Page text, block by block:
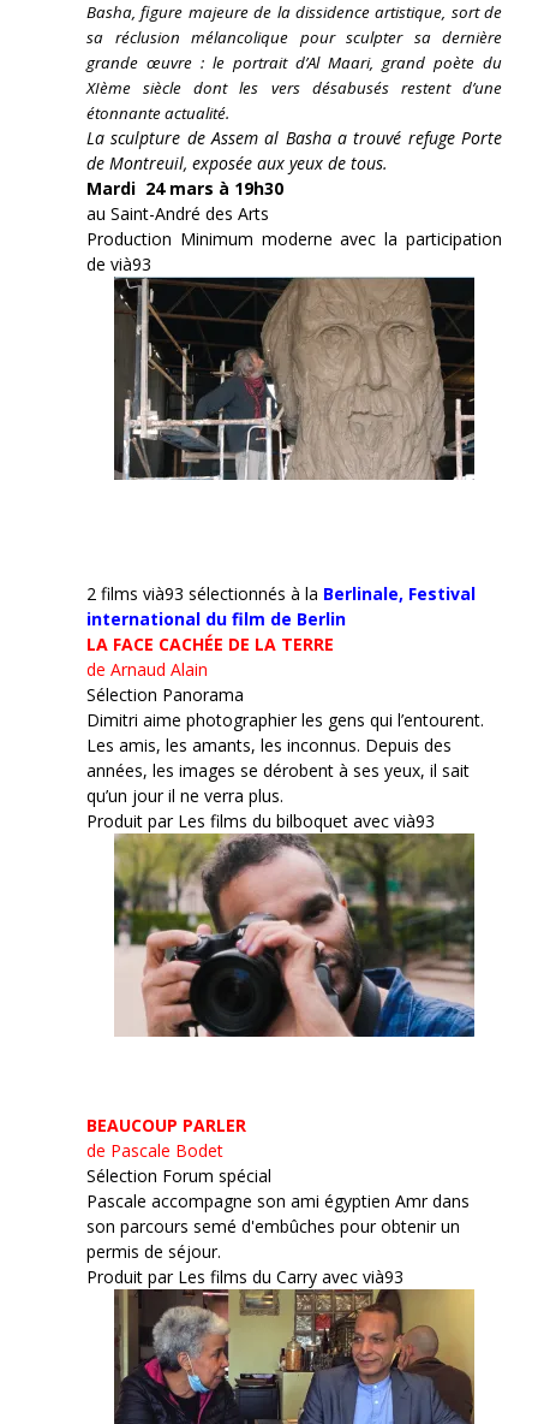
Basha, figure majeure de la dissidence artistique, sort de
sa réclusion mélancolique pour sculpter sa dernière
grande œuvre : le portrait d’Al Maari, grand poète du
XIème siècle dont les vers désabusés restent d’une
étonnante actualité.
La sculpture de Assem al Basha a trouvé refuge Porte
de Montreuil, exposée aux yeux de tous.
Mardi 24 mars à 19h30
au Saint-André des Arts
Production Minimum moderne avec la participation
de vià93
2 films vià93 sélectionnés à la Berlinale, Festival
international du film de Berlin
LA FACE CACHÉE DE LA TERRE
de Arnaud Alain
Sélection Panorama
Dimitri aime photographier les gens qui l’entourent.
Les amis, les amants, les inconnus. Depuis des
années, les images se dérobent à ses yeux, il sait
qu’un jour il ne verra plus.
Produit par Les films du bilboquet avec vià93
BEAUCOUP PARLER
de Pascale Bodet
Sélection Forum spécial
Pascale accompagne son ami égyptien Amr dans
son parcours semé d'embûches pour obtenir un
permis de séjour.
Produit par Les films du Carry avec vià93